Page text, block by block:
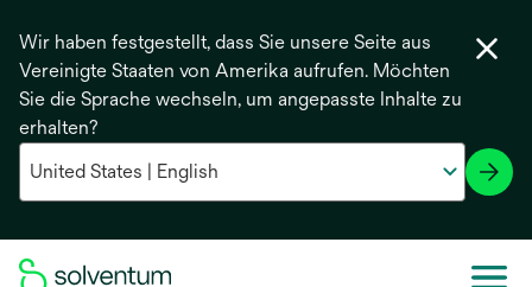
Wir haben festgestellt, dass Sie unsere Seite aus
Vereinigte Staaten von Amerika aufrufen. Möchten
Sie die Sprache wechseln, um angepasste Inhalte zu
erhalten?